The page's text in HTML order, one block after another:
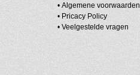
• Algemene voorwaarden
• Pricacy Policy
• Veelgestelde vragen